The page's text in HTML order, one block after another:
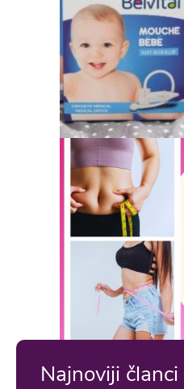
Najnoviji članci